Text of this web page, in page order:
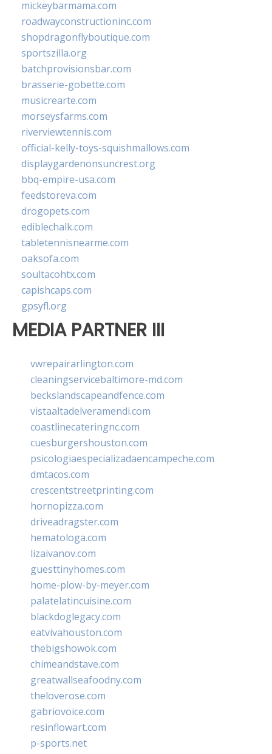
mickeybarmama.com
roadwayconstructioninc.com
shopdragonflyboutique.com
sportszilla.org
batchprovisionsbar.com
brasserie-gobette.com
musicrearte.com
morseysfarms.com
riverviewtennis.com
official-kelly-toys-squishmallows.com
displaygardenonsuncrest.org
bbq-empire-usa.com
feedstoreva.com
drogopets.com
ediblechalk.com
tabletennisnearme.com
oaksofa.com
soultacohtx.com
capishcaps.com
gpsyfl.org
MEDIA PARTNER III
vwrepairarlington.com
cleaningservicebaltimore-md.com
beckslandscapeandfence.com
vistaaltadelveramendi.com
coastlinecateringnc.com
cuesburgershouston.com
psicologiaespecializadaencampeche.com
dmtacos.com
crescentstreetprinting.com
hornopizza.com
driveadragster.com
hematologa.com
lizaivanov.com
guesttinyhomes.com
home-plow-by-meyer.com
palatelatincuisine.com
blackdoglegacy.com
eatvivahouston.com
thebigshowok.com
chimeandstave.com
greatwallseafoodny.com
theloverose.com
gabriovoice.com
resinflowart.com
p-sports.net